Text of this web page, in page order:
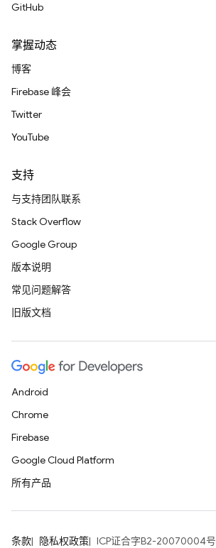
GitHub
掌握动态
博客
Firebase 峰会
Twitter
YouTube
支持
与支持团队联系
Stack Overflow
Google Group
版本说明
常见问题解答
旧版文档
Android
Chrome
Firebase
Google Cloud Platform
所有产品
条款 隐私权政策 ICP证合字B2-20070004号